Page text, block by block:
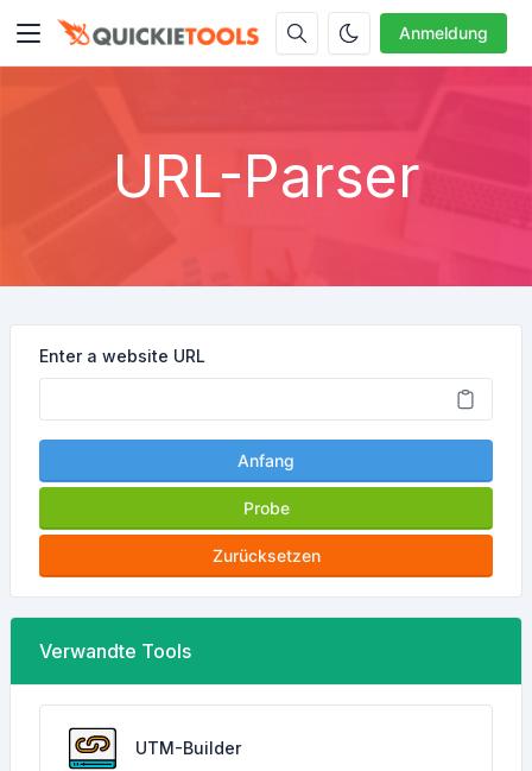
Anmeldung
URL-Parser
Enter a website URL
Anfang
Probe
Zurücksetzen
Verwandte Tools
UTM-Builder